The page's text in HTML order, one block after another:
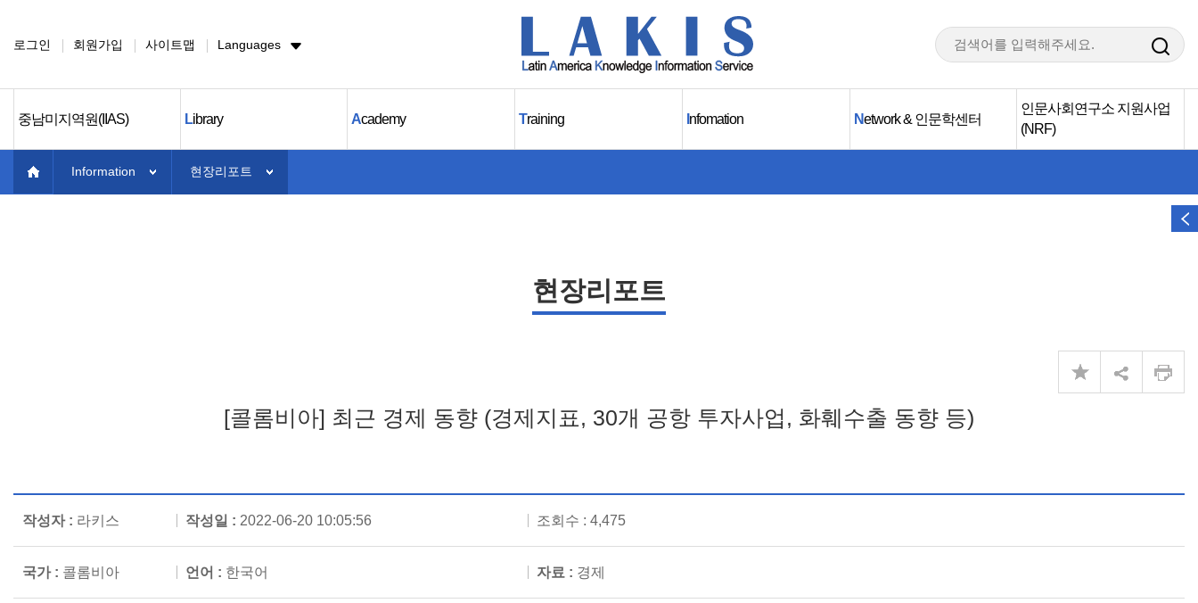
로그인 회원가입 사이트맵 Languages
중남미지역원(IIAS) Library Academy Training nfomation Network & 인문학센터
인문사회연구소 지원사업
(NRF)
Information 현장리포트
현장리포트
[콜롬비아] 최근 경제 동향 (경제지표, 30개 공항 투자사업, 화훼수출 동향 등)
작성자 : 라키스 작성일 : 2022-06-20 10:05:56 조회수 : 4,475
국가 : 콜롬비아 언어 : 한국어 자료 : 경제